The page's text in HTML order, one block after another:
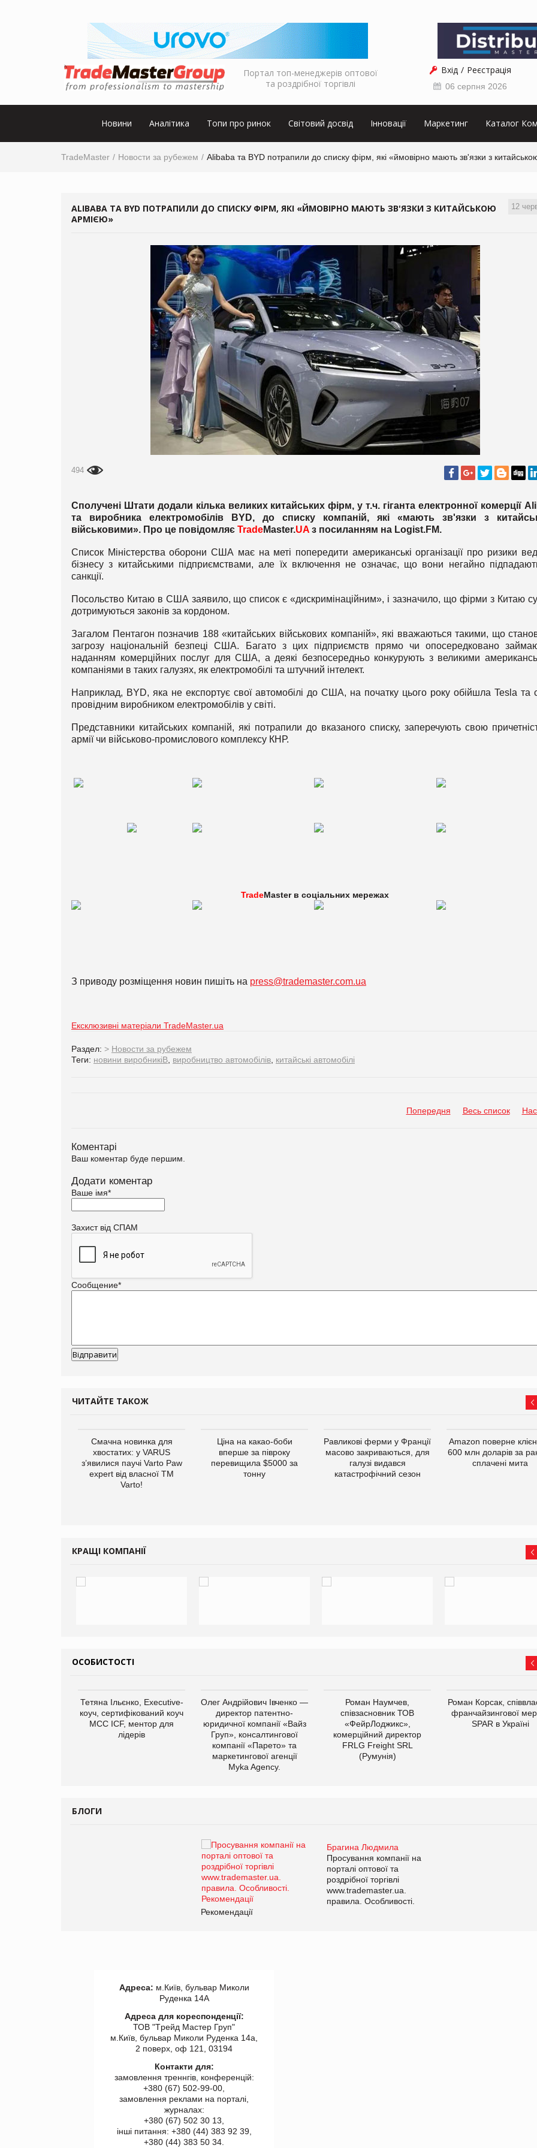
Портал топ-менеджерів оптової
та роздрібної торгівлі
Вхід Реєстрація
06 серпня 2026
Новини Аналітика Топи про ринок Світовий досвід Інновації Маркетинг Каталог
TradeMaster Новости за рубежем Alibaba та BYD потрапили до списку фірм, які «ймовірно мають зв'язки з
12
ALIBABA ТА BYD ПОТРАПИЛИ ДО СПИСКУ ФІРМ, ЯКІ «ЙМОВІРНО МАЮТЬ ЗВ'ЯЗКИ З КИТАЙСЬКОЮ
АРМІЄЮ»
494
Сполучені Штати додали кілька великих китайських фірм, у т.ч. гіганта електронної комерції
та виробника електромобілів BYD, до списку компаній, які «мають зв'язки з
військовими». Про це повідомляє TradeMaster.UA з посиланням на Logist.FM.
Список Міністерства оборони США має на меті попередити американські організації про ризики
бізнесу з китайськими підприємствами, але їх включення не означає, що вони негайно
санкції.
Посольство Китаю в США заявило, що список є «дискримінаційним», і зазначило, що фірми з Китаю
дотримуються законів за кордоном.
Загалом Пентагон позначив 188 «китайських військових компаній», які вважаються такими, що
загрозу національній безпеці США. Багато з цих підприємств прямо чи опосередковано
наданням комерційних послуг для США, а деякі безпосередньо конкурують з великими
компаніями в таких галузях, як електромобілі та штучний інтелект.
Наприклад, BYD, яка не експортує свої автомобілі до США, на початку цього року обійшла Tesla та
провідним виробником електромобілів у світі.
Представники китайських компаній, які потрапили до вказаного списку, заперечують свою
армії чи військово-промислового комплексу КНР.
TradeMaster в соціальних мережах
З приводу розміщення новин пишіть на press@trademaster.com.ua
Ексклюзивні матеріали TradeMaster.ua
Раздел: > Новости за рубежем
Теги: новини виробникіВ виробництво автомобілів китайські автомобілі
Попередня Весь список
Коментарі
Ваш коментар буде першим.
Додати коментар
Ваше імя*
Захист від СПАМ
Сообщение*
ЧИТАЙТЕ ТАКОЖ
Смачна новинка для
хвостатих: у VARUS
з’явилися паучі Varto Paw
expert від власної ТМ
Varto!
Ціна на какао-боби
вперше за півроку
перевищила $5000 за
тонну
Равликові ферми у Франції
масово закриваються, для
галузі видався
катастрофічний сезон
Amazon поверне
600 млн доларів за
сплачені мита
КРАЩІ КОМПАНІЇ
ОСОБИСТОСТІ
Тетяна Ільєнко, Executive-
коуч, сертифікований коуч
МСС ICF, ментор для
лідерів
Олег Андрійович Івченко —
директор патентно-
юридичної компанії «Вайз
Груп», консалтингової
компанії «Парето» та
маркетингової агенції
Myka Agency.
Роман Наумчев,
співзасновник ТОВ
«ФейрЛоджикс»,
комерційний директор
FRLG Freight SRL
(Румунія)
Роман Корсак,
франчайзингової
SPAR в Україні
БЛОГИ
Брагина Людмила
Просування компанії на
порталі оптової та
роздрібної торгівлі
www.trademaster.ua.
правила. Особливості.
Рекомендації
Адреса: м.Київ, бульвар Миколи
Руденка 14А
Адреса для кореспонденції:
ТОВ "Tрейд Мастер Груп"
м.Київ, бульвар Миколи Руденка 14а,
2 поверх, оф 121, 03194
Контакти для:
замовлення треннгів, конференцій:
+380 (67) 502-99-00,
замовлення реклами на порталі,
журналах:
+380 (67) 502 30 13,
інші питання: +380 (44) 383 92 39,
+380 (44) 383 50 34.